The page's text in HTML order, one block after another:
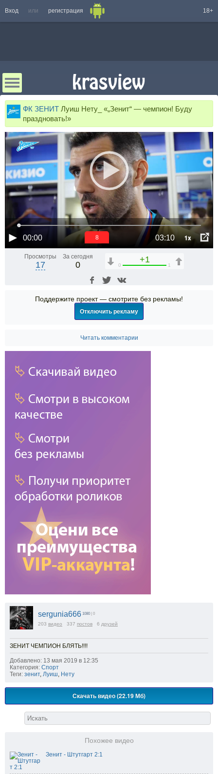
Вход или регистрация 18+
ФК ЗЕНИТ Луиш Нету_ «„Зенит“ — чемпион! Буду
праздновать!»
00:00 03:10 1x
7
Просмотры
17
За сегодня
0
+1
0 1
Поддержите проект — смотрите без рекламы!
Отключить рекламу
Читать комментарии
sergunia666 1080 | 0
203 видео 337 постов 6 друзей
ЗЕНИТ ЧЕМПИОН БЛЯТЬ!!!!
Добавлено: 13 мая 2019 в 12:35
Категория: Спорт
Теги: зенит, Луиш, Нету
Скачать видео (22.19 Мб)
Похожее видео
Зенит - Штутгарт 2:1